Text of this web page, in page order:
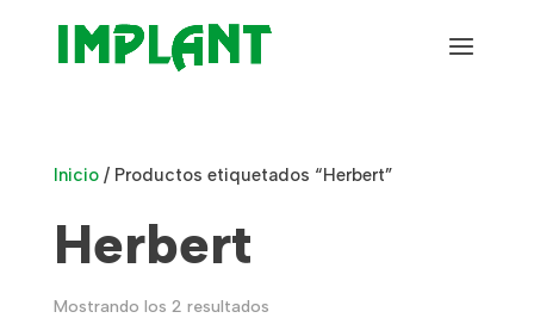
Inicio/ Productos etiquetados “Herbert”
Herbert
Mostrando los 2 resultados